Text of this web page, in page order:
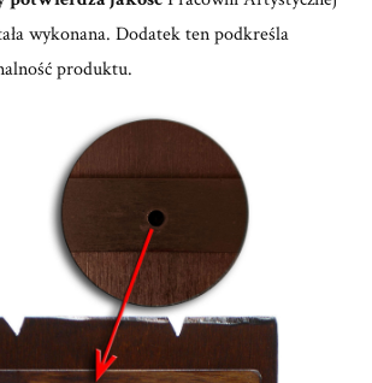
wykonana. Dodatek ten podkreśla
produktu.